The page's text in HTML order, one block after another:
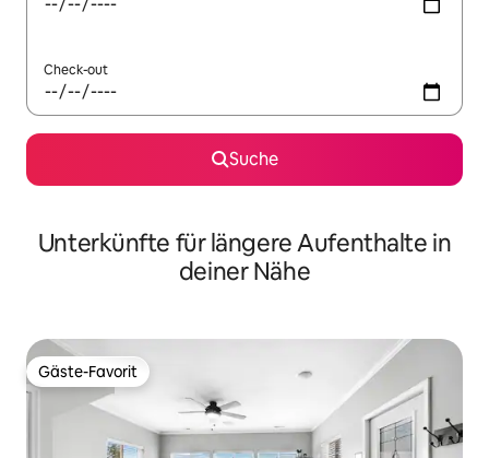
Check-out
Suche
Unterkünfte für längere Aufenthalte in
deiner Nähe
Gäste-Favorit
Gäste-Favorit